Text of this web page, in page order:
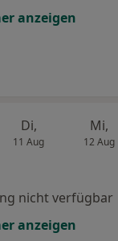
anzeigen
Di,
11 Aug
Mi,
12 Aug
nicht verfügbar
anzeigen